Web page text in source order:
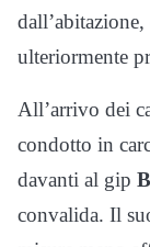
ulteriormente
All’arrivo dei
condotto in
davanti al gip
convalida. Il